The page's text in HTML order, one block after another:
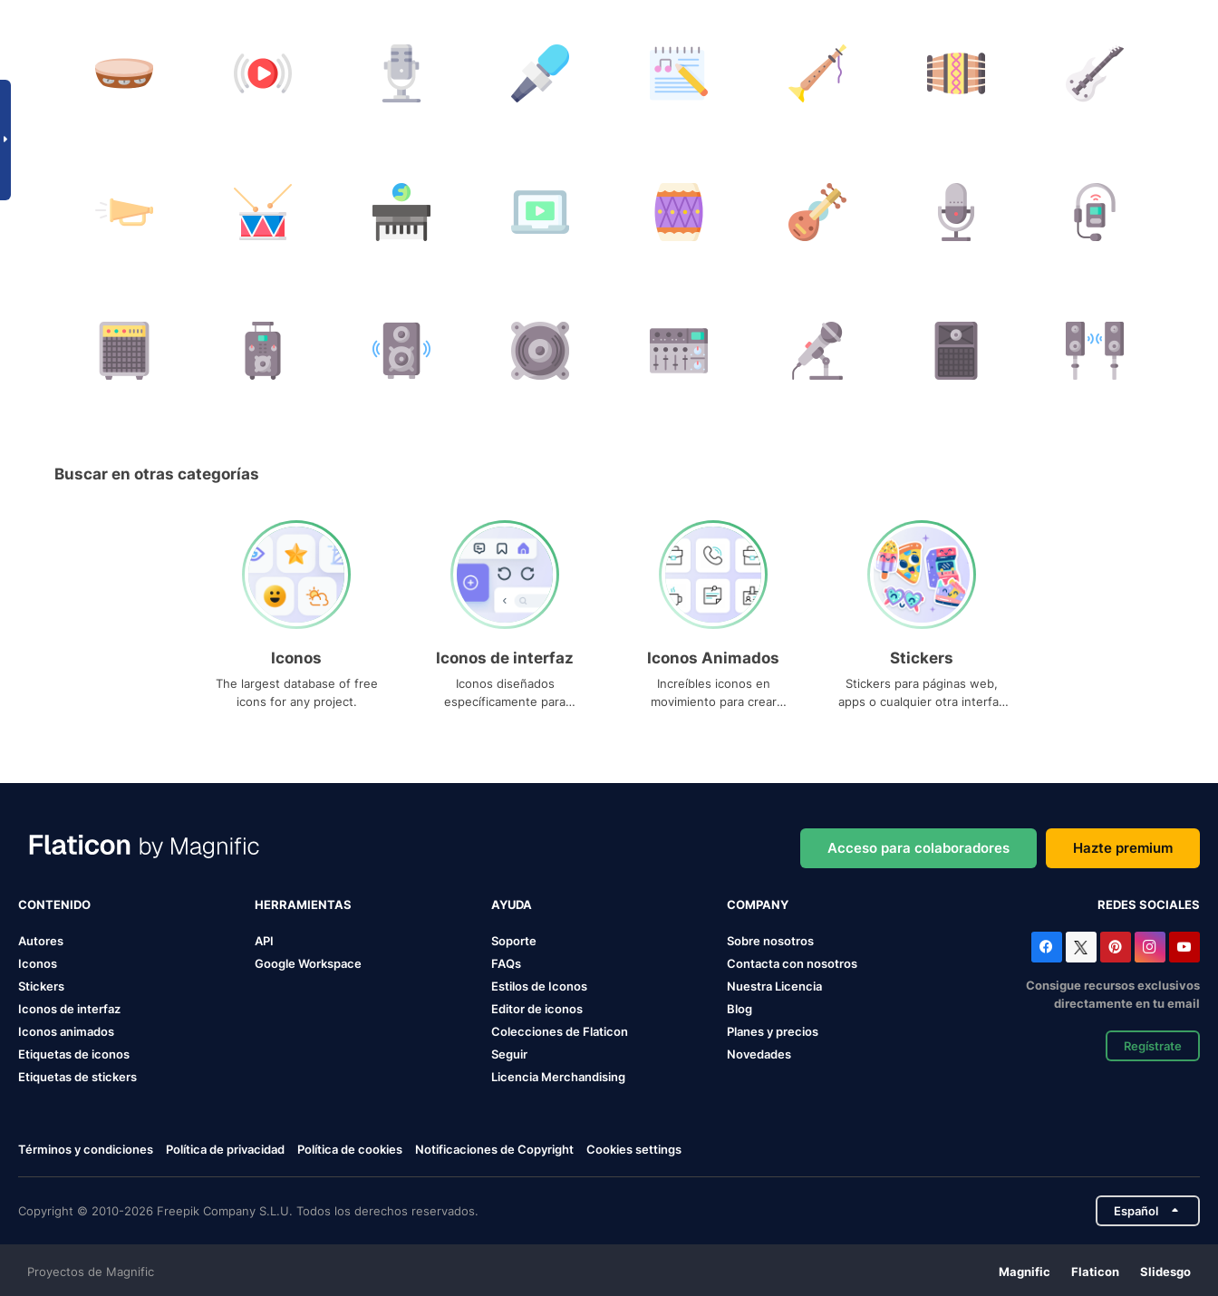
Buscar en otras categorías
Iconos
The largest database of free
icons for any project.
Iconos de interfaz
Iconos diseñados
específicamente para
Iconos Animados
Increíbles iconos en
movimiento para crear
Stickers
Stickers para páginas web,
apps o cualquier otra interfaz
Acceso para colaboradores Hazte premium
CONTENIDO
Autores
Iconos
Stickers
Iconos de interfaz
Iconos animados
Etiquetas de iconos
Etiquetas de stickers
HERRAMIENTAS
API
Google Workspace
AYUDA
Soporte
FAQs
Estilos de Iconos
Editor de iconos
Colecciones de Flaticon
Seguir
Licencia Merchandising
COMPANY
Sobre nosotros
Contacta con nosotros
Nuestra Licencia
Blog
Planes y precios
Novedades
REDES SOCIALES
Consigue recursos exclusivos
directamente en tu email
Regístrate
Términos y condiciones Política de privacidad Política de cookies Notificaciones de Copyright Cookies settings
Copyright © 2010-2026 Freepik Company S.L.U. Todos los derechos reservados. Español
Proyectos de Magnific Magnific Flaticon Slidesgo